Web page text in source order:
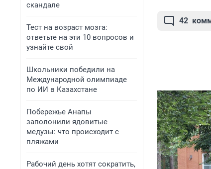
скандале
Тест на возраст мозга:
ответьте на эти 10 вопросов и
узнайте свой
Школьники победили на
Международной олимпиаде
по ИИ в Казахстане
Побережье Анапы
заполонили ядовитые
медузы: что происходит с
пляжами
Рабочий день хотят сократить,
42